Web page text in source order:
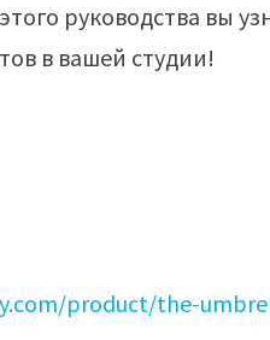
руководства вы
в вашей студии!
product/the-